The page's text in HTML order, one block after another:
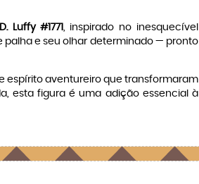
Luffy #1771, inspirado no inesquecível
palha e seu olhar determinado — pronto
espírito aventureiro que transformaram
esta figura é uma adição essencial à